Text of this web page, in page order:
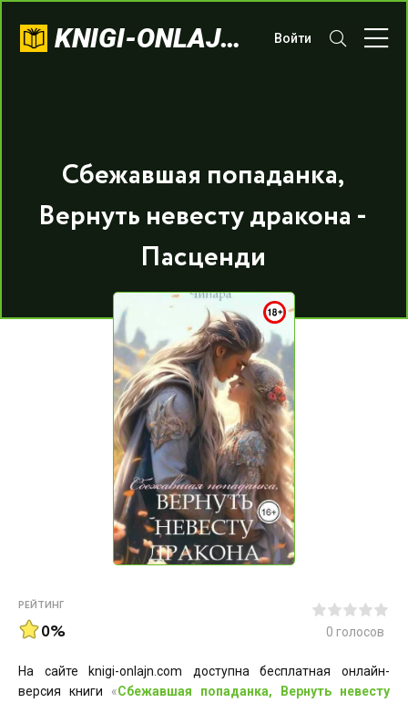
KNIGI-ONLAJN.COM Войти
Сбежавшая попаданка,
Вернуть невесту дракона -
Пасценди
РЕЙТИНГ
0% 0 голосов
На сайте knigi-onlajn.com доступна бесплатная онлайн-
версия книги «Сбежавшая попаданка, Вернуть невесту